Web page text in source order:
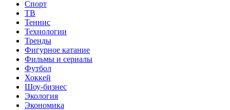
Спорт
ТВ
Теннис
Технологии
Тренды
Фигурное катание
Фильмы и сериалы
Футбол
Хоккей
Шоу-бизнес
Экология
Экономика